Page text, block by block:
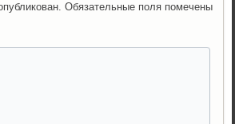
Обязательные поля помечены